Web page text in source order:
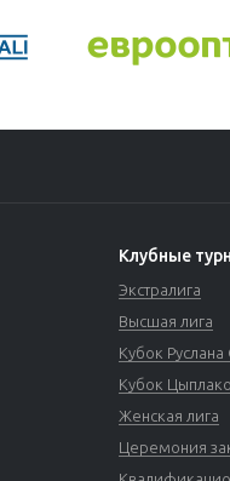
Клубные
Экстралига
Высшая лига
Кубок Руслана
Кубок
Женская лига
Церемония